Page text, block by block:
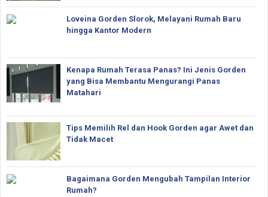
Loveina Gorden Slorok, Melayani Rumah Baru
hingga Kantor Modern
Kenapa Rumah Terasa Panas? Ini Jenis Gorden
yang Bisa Membantu Mengurangi Panas
Matahari
Tips Memilih Rel dan Hook Gorden agar Awet dan
Tidak Macet
Bagaimana Gorden Mengubah Tampilan Interior
Rumah?